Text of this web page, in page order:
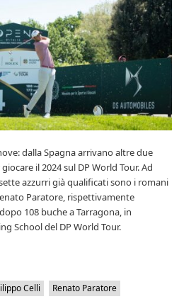
dalla Spagna arrivano altre due
il 2024 sul DP World Tour. Ad
azzurri già qualificati sono i romani
Paratore, rispettivamente
108 buche a Tarragona, in
School del DP World Tour.
Celli Renato Paratore